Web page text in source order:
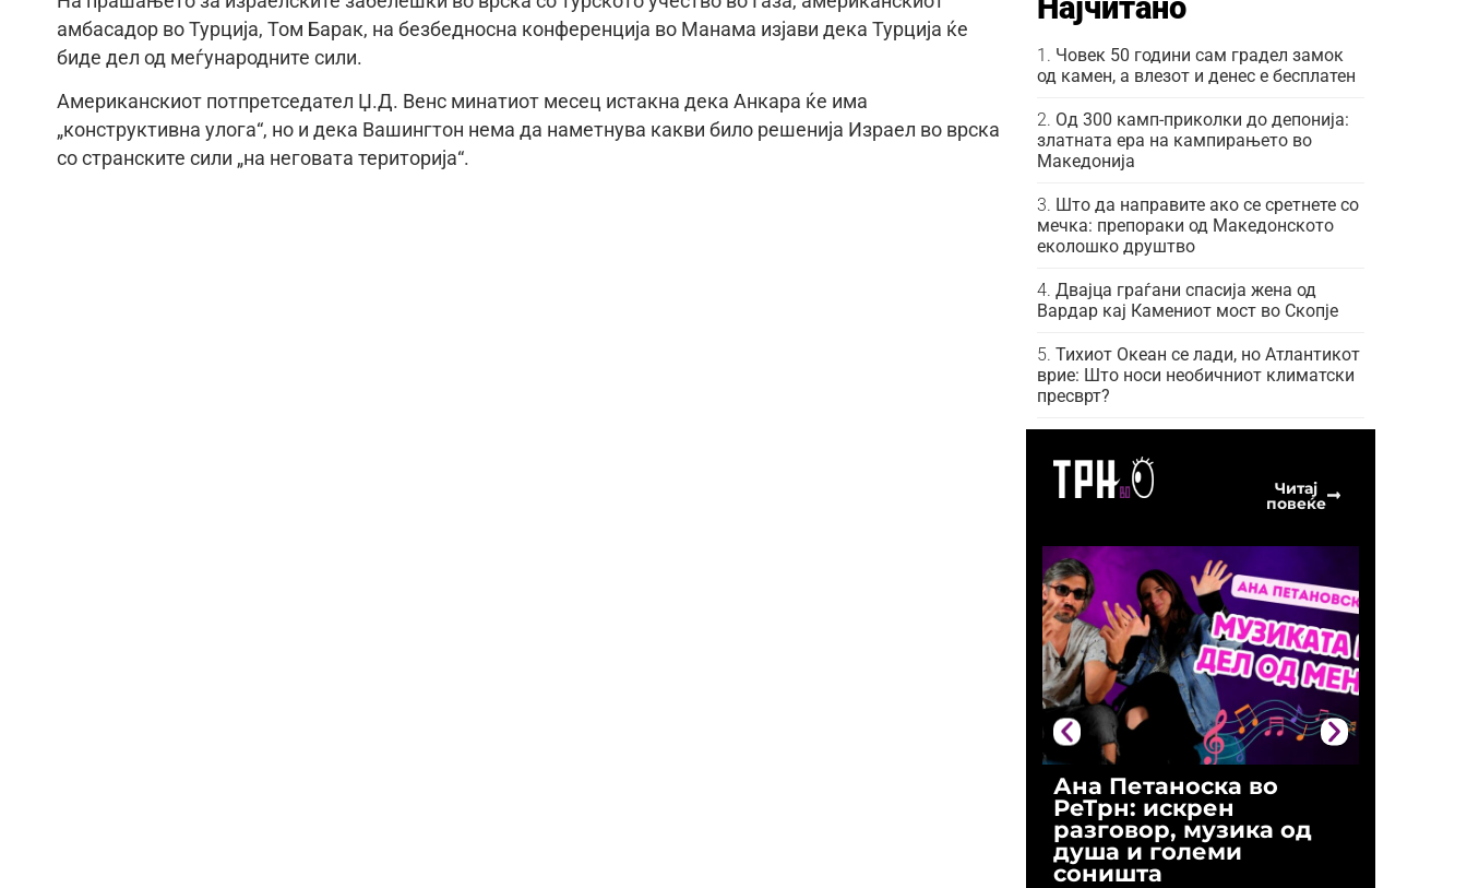
амбасадор во Турција, Том Барак, на безбедносна конференција во Манама изјави дека Турција ќе
биде дел од меѓународните сили.
Американскиот потпретседател Џ.Д. Венс минатиот месец истакна дека Анкара ќе има
„конструктивна улога“, но и дека Вашингтон нема да наметнува какви било решенија Израел во врска
со странските сили „на неговата територија“.
Човек 50 години сам градел замок
од камен, а влезот и денес е бесплатен
Од 300 камп-приколки до депонија:
златната ера на кампирањето во
Македонија
Што да направите ако се сретнете со
мечка: препораки од Македонското
еколошко друштво
Двајца граѓани спасија жена од
Вардар кај Камениот мост во Скопје
Тихиот Океан се лади, но Атлантикот
врие: Што носи необичниот климатски
пресврт?
Читај
повеќе
Ана Петаноска во
РеТрн: искрен
разговор, музика од
душа и големи
соништа